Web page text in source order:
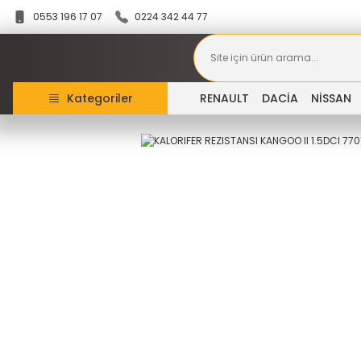
0553 196 17 07 0224 342 44 77
Kategoriler RENAULT DACİA NİSSAN